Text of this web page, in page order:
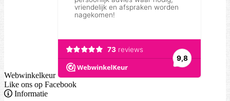
Webwinkelkeur
Like ons op Facebook
Informatie